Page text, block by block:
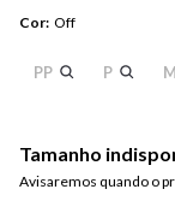
Cor: Off
PP P M
Tamanho
Avisaremos quando o